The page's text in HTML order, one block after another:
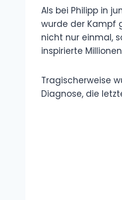
Als bei Philipp in
wurde der Kampf
nicht nur einmal,
inspirierte
Tragischerweise
Diagnose, die